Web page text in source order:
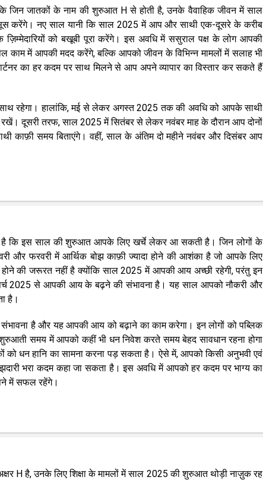
जिन जातकों के नाम की शुरुआत H से होती है, उनके वैवाहिक जीवन में साल
करेंगे। नए साल यानी कि साल 2025 में आप और साथी एक-दूसरे के करीब
को बखूबी पूरा करेंगे। इस अवधि में ससुराल पक्ष के लोग आपकी
में आपकी मदद करेंगे, बल्कि आपको जीवन के विभिन्न मामलों में सलाह भी
का हर कदम पर साथ मिलने से आप अपने व्यापार का विस्तार कर सकते हैं
रहेगा। हालांकि, मई से लेकर अगस्त 2025 तक की अवधि को आपके साथी
दूसरी तरफ, साल 2025 में सितंबर से लेकर नवंबर माह के दौरान आप दोनों
काफ़ी समय बिताएंगे। वहीं, साल के अंतिम दो महीने नवंबर और दिसंबर आप
है कि इस साल की शुरुआत आपके लिए खर्चे लेकर आ सकती है। जिन लोगों के
और फरवरी में आर्थिक बोझ काफ़ी ज्यादा होने की आशंका है जो आपके लिए
की जरूरत नहीं है क्योंकि साल 2025 में आपकी आय अच्छी रहेगी, परंतु इन
2025 से आपकी आय के बढ़ने की संभावना है। यह साल आपको नौकरी और
है।
है और यह आपकी आय को बढ़ाने का काम करेगा। इन लोगों को पब्लिक
समय में आपको कहीं भी धन निवेश करते समय बेहद सावधान रहना होगा
धन हानि का सामना करना पड़ सकता है। ऐसे में, आपको किसी अनुभवी एवं
भरा कदम कहा जा सकता है। इस अवधि में आपको हर कदम पर भाग्य का
में सफल रहेंगे।
H है, उनके लिए शिक्षा के मामलों में साल 2025 की शुरुआत थोड़ी नाज़ुक रह